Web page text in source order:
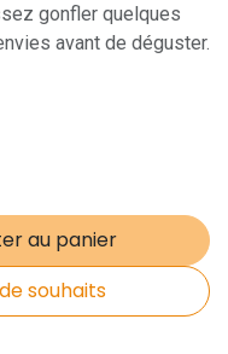
gonfler quelques
avant de déguster.
au panier
souhaits